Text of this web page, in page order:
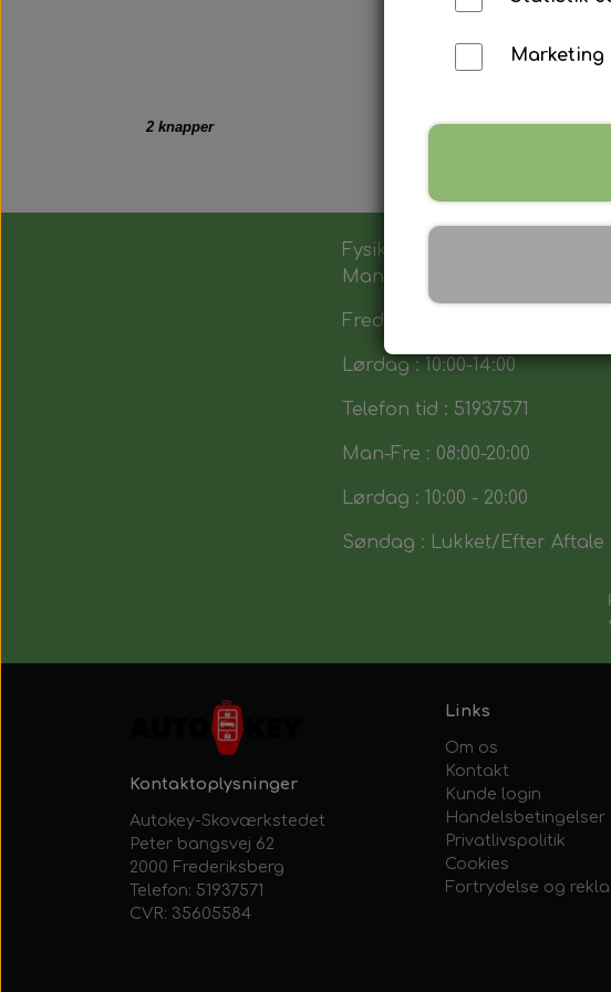
2 knapper
Fysik butik :
Man-Tors : 12:00 - 17:30
Fredag : 14:00 - 17:30
Lørdag : 10:00-14:00
Telefon tid : 51937571
Man-Fre : 08:00-20:00
Lørdag : 10:00 - 20:00
Søndag : Lukket/Efter Aftale
Kontaktoplysninger
Autokey-Skoværkstedet
Peter bangsvej 62
2000 Frederiksberg
Telefon: 51937571
CVR: 35605584
Links
Om os
Kontakt
Kunde login
Handelsbetingelser
Privatlivspolitik
Cookies
Fortrydelse og
Marketing